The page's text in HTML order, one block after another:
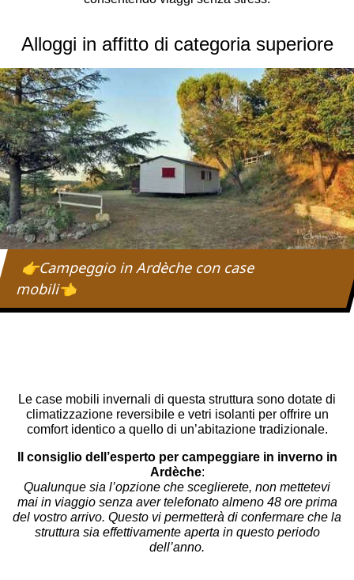
Alloggi in affitto di categoria superiore
👉Campeggio in Ardèche con case
mobili👈
Le case mobili invernali di questa struttura sono dotate di
climatizzazione reversibile e vetri isolanti per offrire un
comfort identico a quello di un’abitazione tradizionale.
Il consiglio dell’esperto per campeggiare in inverno in
Ardèche:
Qualunque sia l’opzione che sceglierete, non mettetevi
mai in viaggio senza aver telefonato almeno 48 ore prima
del vostro arrivo. Questo vi permetterà di confermare che la
struttura sia effettivamente aperta in questo periodo
dell’anno.